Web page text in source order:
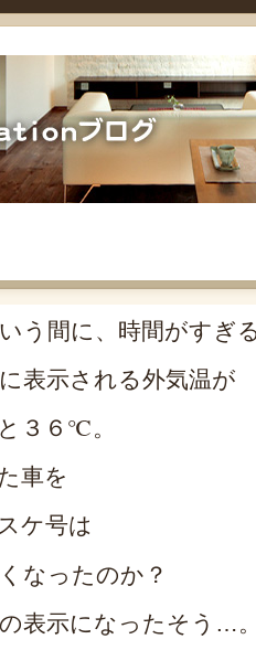
う間に、時間がすぎ
表示される外気温が
３６℃。
車を
ケ号は
なったのか？
表示になったそう…